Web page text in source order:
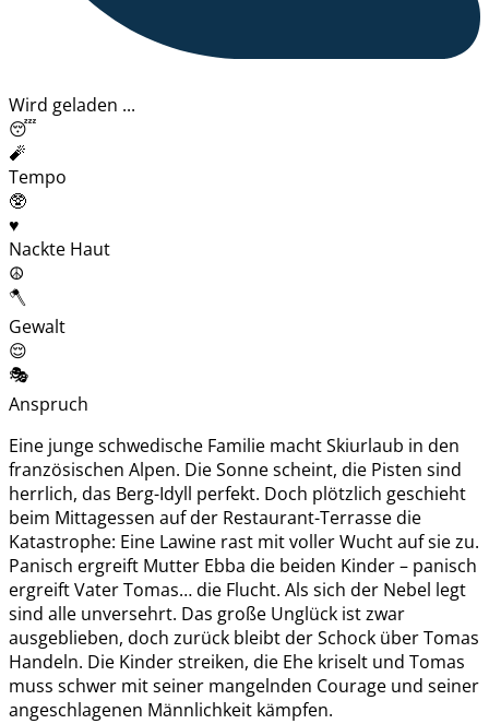
Wird geladen ...
😴
🧨
Tempo
🥸
♥️
Nackte Haut
☮️
🪓
Gewalt
😌
🎭
Anspruch
Eine junge schwedische Familie macht Skiurlaub in den
französischen Alpen. Die Sonne scheint, die Pisten sind
herrlich, das Berg-Idyll perfekt. Doch plötzlich geschieht
beim Mittagessen auf der Restaurant-Terrasse die
Katastrophe: Eine Lawine rast mit voller Wucht auf sie zu.
Panisch ergreift Mutter Ebba die beiden Kinder – panisch
ergreift Vater Tomas… die Flucht. Als sich der Nebel legt
sind alle unversehrt. Das große Unglück ist zwar
ausgeblieben, doch zurück bleibt der Schock über Tomas
Handeln. Die Kinder streiken, die Ehe kriselt und Tomas
muss schwer mit seiner mangelnden Courage und seiner
angeschlagenen Männlichkeit kämpfen.